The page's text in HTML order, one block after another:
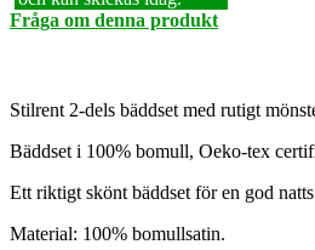
Fråga om denna produkt
Stilrent 2-dels bäddset med rutigt
Bäddset i 100% bomull, Oeko-tex
Ett riktigt skönt bäddset för en god
Material: 100% bomullsatin.